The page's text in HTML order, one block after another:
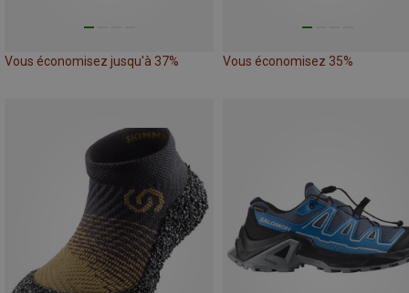
Vous économisez jusqu'à 37% Vous économisez 35%